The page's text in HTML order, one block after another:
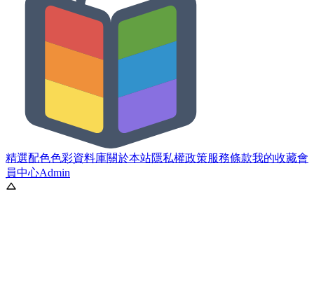
精選配色色彩資料庫關於本站隱私權政策服務條款我的收藏會
員中心Admin